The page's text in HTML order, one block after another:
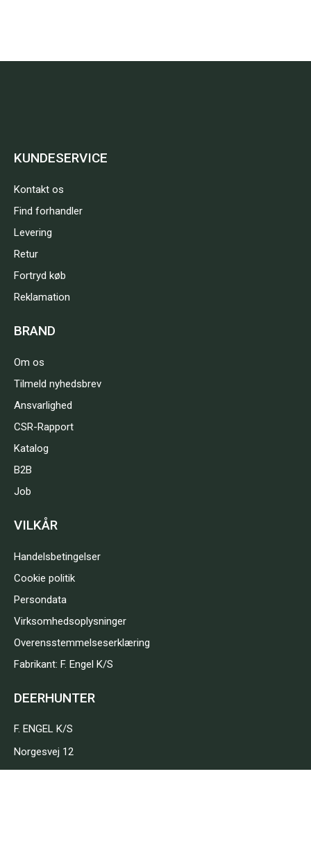
KUNDESERVICE
Kontakt os
Find forhandler
Levering
Retur
Fortryd køb
Reklamation
BRAND
Om os
Tilmeld nyhedsbrev
Ansvarlighed
CSR-Rapport
Katalog
B2B
Job
VILKÅR
Handelsbetingelser
Cookie politik
Persondata
Virksomhedsoplysninger
Overensstemmelseserklæring
Fabrikant: F. Engel K/S
DEERHUNTER
F. ENGEL K/S
Norgesvej 12